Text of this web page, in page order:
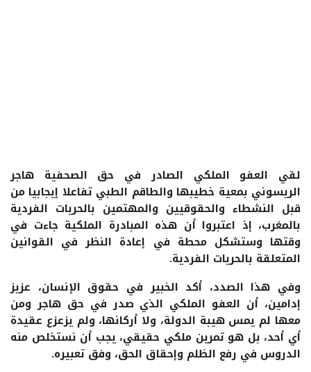
لقي العفو الملكي الصادر في حق الصحفية هاجر
الريسوني بمعية خطيبها والطاقم الطبي تفاعلا إيجابيا من
قبل النشطاء والحقوقيين والمهتمين بالحريات الفردية
بالمغرب، إذ اعتبروا أن هذه المبادرة الملكية جاءت في
وقتها وستشكل محطة في إعادة النظر في القوانين
المتعلقة بالحريات الفردية.
وفي هذا الصدد، أكد الخبير في حقوق الإنسان، عزيز
إدامين، أن العفو الملكي الذي صدر في حق هاجر ومن
معها لم يمس هيبة الدولة، ولا أركانها، ولم يزعزع عقيدة
أي أحد، بل هو تمرين ملكي حقيقي، يجب أن نستخلص منه
الدروس في رفع الظلم وإحقاق الحق، وفق تعبيره.